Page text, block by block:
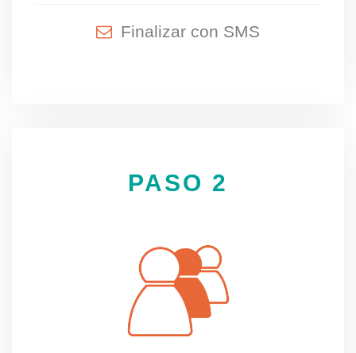
Finalizar con SMS
PASO 2